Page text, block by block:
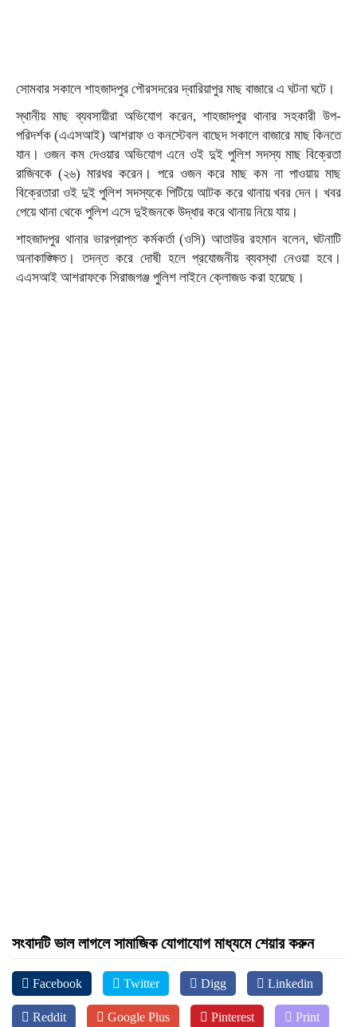
সোমবার সকালে শাহজাদপুর পৌরসদরের দ্বারিয়াপুর মাছ বাজারে এ ঘটনা ঘটে।
স্থানীয় মাছ ব্যবসায়ীরা অভিযোগ করেন, শাহজাদপুর থানার সহকারী উপ-
পরিদর্শক (এএসআই) আশরাফ ও কনস্টেবল বাছেদ সকালে বাজারে মাছ কিনতে
যান। ওজন কম দেওয়ার অভিযোগ এনে ওই দুই পুলিশ সদস্য মাছ বিক্রেতা
রাজিবকে (২৬) মারধর করেন। পরে ওজন করে মাছ কম না পাওয়ায় মাছ
বিক্রেতারা ওই দুই পুলিশ সদস্যকে পিটিয়ে আটক করে থানায় খবর দেন। খবর
পেয়ে থানা থেকে পুলিশ এসে দুইজনকে উদ্ধার করে থানায় নিয়ে যায়।
শাহজাদপুর থানার ভারপ্রাপ্ত কর্মকর্তা (ওসি) আতাউর রহমান বলেন, ঘটনাটি
অনাকাঙ্ক্ষিত। তদন্ত করে দোষী হলে প্রযোজনীয় ব্যবস্থা নেওয়া হবে।
এএসআই আশরাফকে সিরাজগঞ্জ পুলিশ লাইনে ক্লোজড করা হয়েছে।
সংবাদটি ভাল লাগলে সামাজিক যোগাযোগ মাধ্যমে শেয়ার করুন
Facebook Twitter Digg Linkedin
Reddit Google Plus Pinterest Print